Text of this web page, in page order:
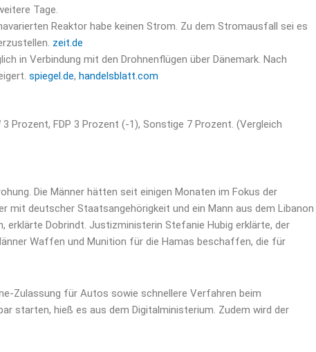
Tage.
Reaktor habe keinen Strom. Zu dem Stromausfall sei es
zeit.de
in Verbindung mit den Drohnenflügen über Dänemark. Nach
spiegel.de, handelsblatt.com
Prozent, FDP 3 Prozent (-1), Sonstige 7 Prozent. (Vergleich
Die Männer hätten seit einigen Monaten im Fokus der
mit deutscher Staatsangehörigkeit und ein Mann aus dem Libanon
Dobrindt. Justizministerin Stefanie Hubig erklärte, der
Waffen und Munition für die Hamas beschaffen, die für
Zulassung für Autos sowie schnellere Verfahren beim
starten, hieß es aus dem Digitalministerium. Zudem wird der